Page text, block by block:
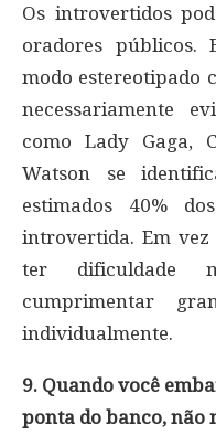
Os introvertidos
oradores públicos.
modo estereotipado
necessariamente
como Lady Gaga,
Watson se
estimados 40%
introvertida. Em
ter dificuldade
cumprimentar
individualmente.
9. Quando você
ponta do banco, não